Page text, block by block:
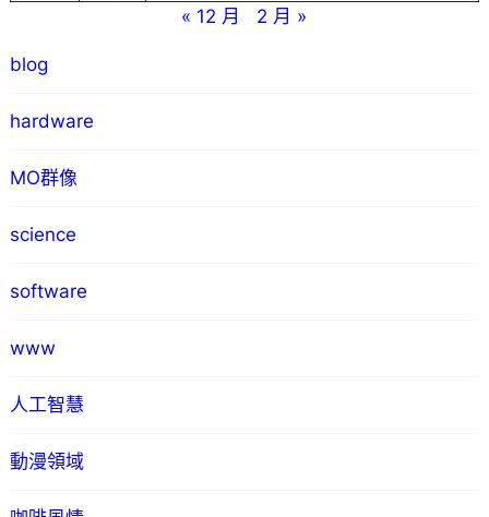
« 12 月
2 月 »
blog
hardware
MO群像
science
software
www
人工智慧
動漫領域